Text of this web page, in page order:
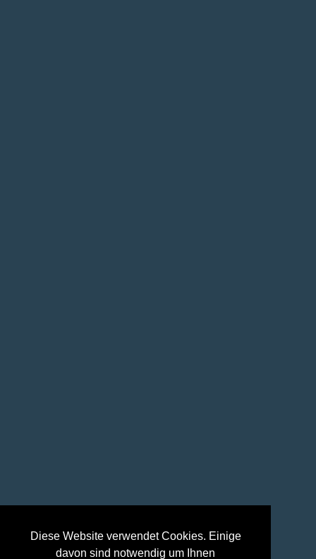
Diese Website verwendet Cookies. Einige
davon sind notwendig um Ihnen